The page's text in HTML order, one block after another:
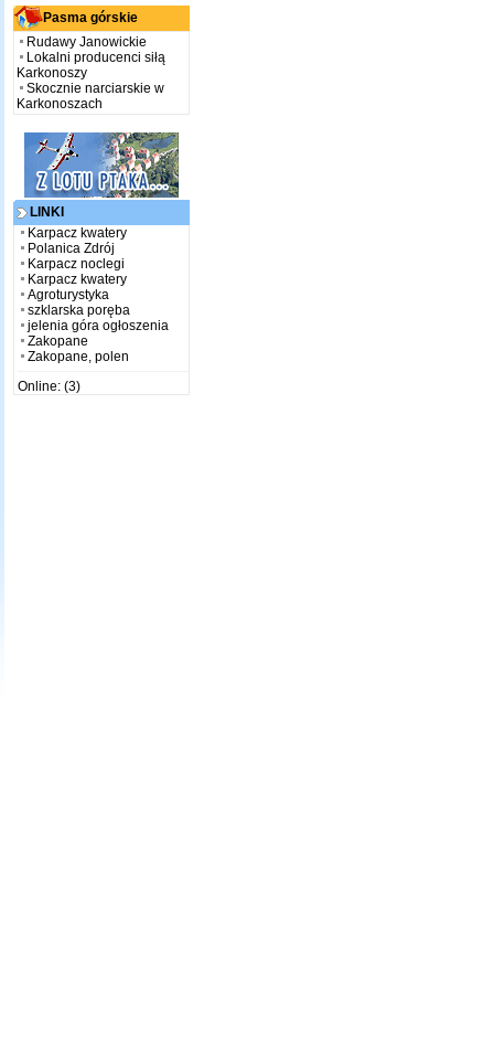
Pasma górskie
Rudawy Janowickie
Lokalni producenci siłą
Karkonoszy
Skocznie narciarskie w
Karkonoszach
LINKI
Karpacz kwatery
Polanica Zdrój
Karpacz noclegi
Karpacz kwatery
Agroturystyka
szklarska poręba
jelenia góra ogłoszenia
Zakopane
Zakopane, polen
Online: (3)